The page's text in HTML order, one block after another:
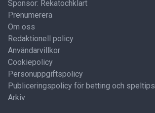
Sponsor: Rekatochklart
Prenumerera
Om oss
Redaktionell policy
Användarvillkor
Cookiepolicy
Personuppgiftspolicy
Publiceringspolicy för betting och speltips
Arkiv